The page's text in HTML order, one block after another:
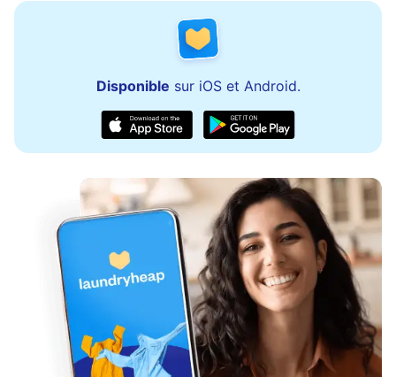
Disponible sur iOS et Android.